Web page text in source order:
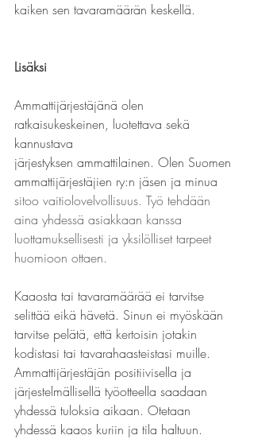
kaiken sen tavaramäärän keskellä.
Lisäksi
Ammattijärjestäjänä olen
ratkaisukeskeinen, luotettava sekä
kannustava
järjestyksen ammattilainen. Olen Suomen
ammattijärjestäjien ry:n jäsen ja minua
sitoo vaitiolovelvollisuus. Työ tehdään
aina yhdessä asiakkaan kanssa
luottamuksellisesti ja yksilölliset tarpeet
huomioon ottaen.
Kaaosta tai tavaramäärää ei tarvitse
selittää eikä hävetä. Sinun ei myöskään
tarvitse pelätä, että kertoisin jotakin
kodistasi tai tavarahaasteistasi muille.
Ammattijärjestäjän positiivisella ja
järjestelmällisellä työotteella saadaan
yhdessä tuloksia aikaan. Otetaan
yhdessä kaaos kuriin ja tila haltuun.